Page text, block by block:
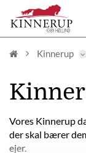
Kinnerup
Vores Kinnerup
der skal bærer
ejer.